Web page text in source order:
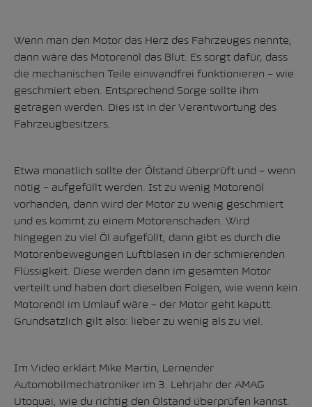
Wenn man den Motor das Herz des Fahrzeuges nennte,
dann wäre das Motorenöl das Blut. Es sorgt dafür, dass
die mechanischen Teile einwandfrei funktionieren – wie
geschmiert eben. Entsprechend Sorge sollte ihm
getragen werden. Dies ist in der Verantwortung des
Fahrzeugbesitzers.
Etwa monatlich sollte der Ölstand überprüft und – wenn
nötig – aufgefüllt werden. Ist zu wenig Motorenöl
vorhanden, dann wird der Motor zu wenig geschmiert
und es kommt zu einem Motorenschaden. Wird
hingegen zu viel Öl aufgefüllt, dann gibt es durch die
Motorenbewegungen Luftblasen in der schmierenden
Flüssigkeit. Diese werden dann im gesamten Motor
verteilt und haben dort dieselben Folgen, wie wenn kein
Motorenöl im Umlauf wäre – der Motor geht kaputt.
Grundsätzlich gilt also: lieber zu wenig als zu viel.
Im Video erklärt Mike Martin, Lernender
Automobilmechatroniker im 3. Lehrjahr der AMAG
Utoquai, wie du richtig den Ölstand überprüfen kannst.